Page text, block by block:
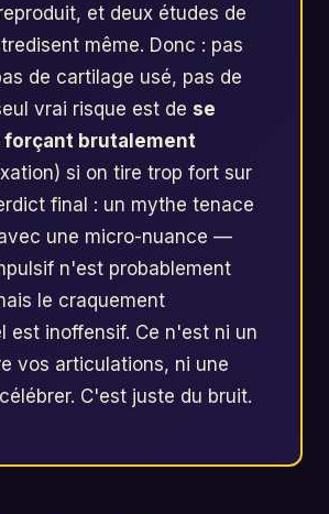
et deux études de
même. Donc : pas
de cartilage usé, pas de
vrai risque est de se
forçant brutalement
si on tire trop fort sur
final : un mythe tenace
une micro-nuance —
n'est probablement
le craquement
est inoffensif. Ce n'est ni un
vos articulations, ni une
C'est juste du bruit.